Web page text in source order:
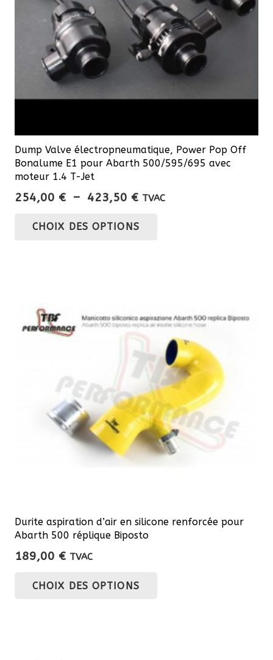
Dump Valve électropneumatique, Power Pop Off
Bonalume E1 pour Abarth 500/595/695 avec
moteur 1.4 T-Jet
254,00 € – 423,50 €Plage
prix :
TVAC
CHOIX DES OPTIONS
options
être
choisies
sur
page
du
produit
Durite aspiration d’air en silicone renforcée pour
Abarth 500 réplique Biposto
189,00 € TVAC
CHOIX DES OPTIONS